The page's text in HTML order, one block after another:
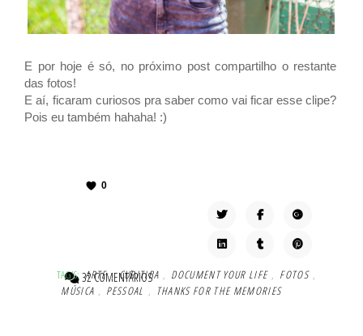
E por hoje é só, no próximo post compartilho o restante
das fotos!
E aí, ficaram curiosos pra saber como vai ficar esse clipe?
Pois eu também hahaha! :)
32 COMENTÁRIOS
0
TAG'S: ARTE , CURITIBA , DOCUMENT YOUR LIFE , FOTOS ,
MÚSICA , PESSOAL , THANKS FOR THE MEMORIES